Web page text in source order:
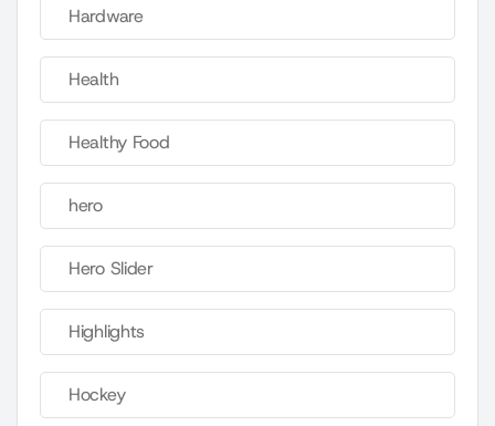
Hardware
Health
Healthy Food
hero
Hero Slider
Highlights
Hockey